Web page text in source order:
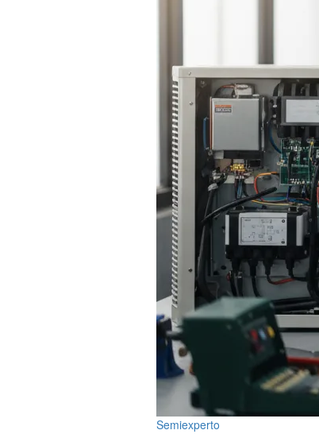
Semiexperto